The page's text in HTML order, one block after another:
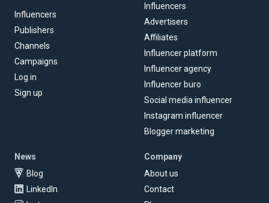
Influencers
Publishers
Channels
Campaigns
Log in
Sign up
Influencers
Advertisers
Affiliates
Influencer platform
Influencer agency
Influencer buro
Social media influencer
Instagram influencer
Blogger marketing
News
Blog
LinkedIn
Company
About us
Contact